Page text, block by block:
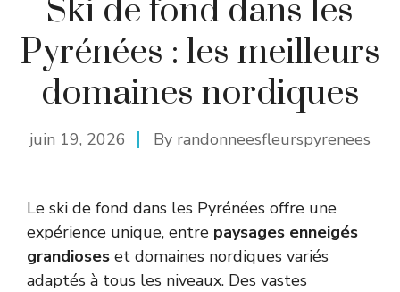
Ski de fond dans les
Pyrénées : les meilleurs
domaines nordiques
juin 19, 2026 By randonneesfleurspyrenees
Le ski de fond dans les Pyrénées offre une
expérience unique, entre paysages enneigés
grandioses et domaines nordiques variés
adaptés à tous les niveaux. Des vastes